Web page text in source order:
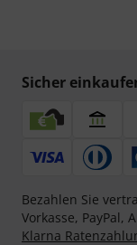
Sicher
Bezahlen Sie
Vorkasse, PayPal,
Klarna